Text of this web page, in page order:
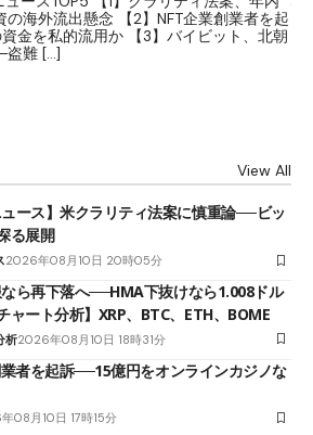
海外流出懸念 【2】NFT企業創業者を起
金を私的流用か 【3】バイビット、北朝
盗難 […]
View All
ュース】米クラリティ法案に慎重論──ビッ
る展開
2026年08月10日 20時05分
ら再下落へ──HMA下抜けなら1.008ドル
ャート分析】XRP、BTC、ETH、BOME
析2026年08月10日 18時31分
者を起訴──15億円をオンラインカジノな
08月10日 17時15分